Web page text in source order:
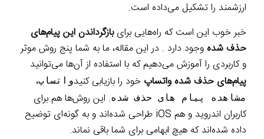
ارزشمند را تشکیل می‌داده است.
خبر خوب این است که راه‌هایی برایبازگرداندن این پیام‌های
حذف شدهوجود دارد . در این مقاله، ما به شما پنج روش موثر
و کاربردی را آموزش می‌دهیم که با استفاده از آن‌ها می‌توانید
پیام‌های حذف شده واتساپ خود را بازیابی کنیدواتساپ،
مشاهده پیام های حذف شده. این روش‌ها هم برای
کاربران اندروید و هم iOS طراحی شده‌اند و به گونه‌ای توضیح
داده شده‌اند که هیچ ابهامی برای شما باقی نماند.